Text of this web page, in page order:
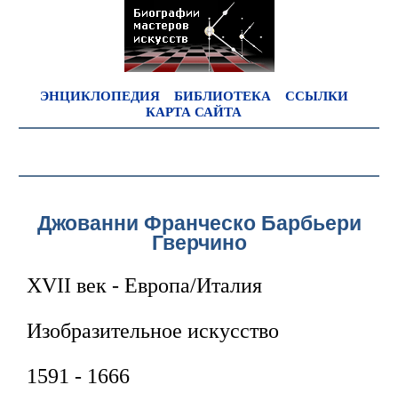
ЭНЦИКЛОПЕДИЯ БИБЛИОТЕКА
ССЫЛКИ
КАРТА САЙТА
Джованни Франческо Барбьери
Гверчино
XVII век - Европа/Италия
Изобразительное искусство
1591 - 1666